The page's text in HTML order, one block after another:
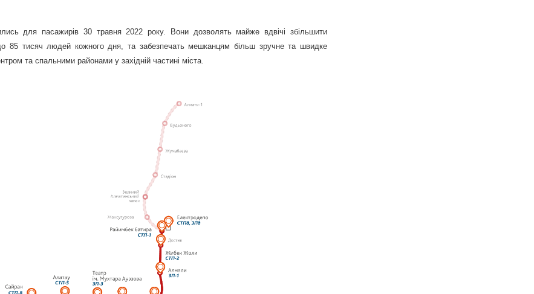
для пасажирів 30 травня 2022 року. Вони дозволять майже вдвічі збільшити
85 тисяч людей кожного дня, та забезпечать мешканцям більш зручне та швидке
та спальними районами у західній частині міста.